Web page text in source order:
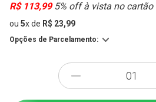
R$ 113,995% off à vista no cartão
ou 5xde R$ 23,99
Opções de Parcelamento:
-